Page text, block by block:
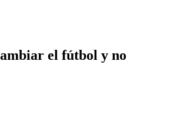
el fútbol y no